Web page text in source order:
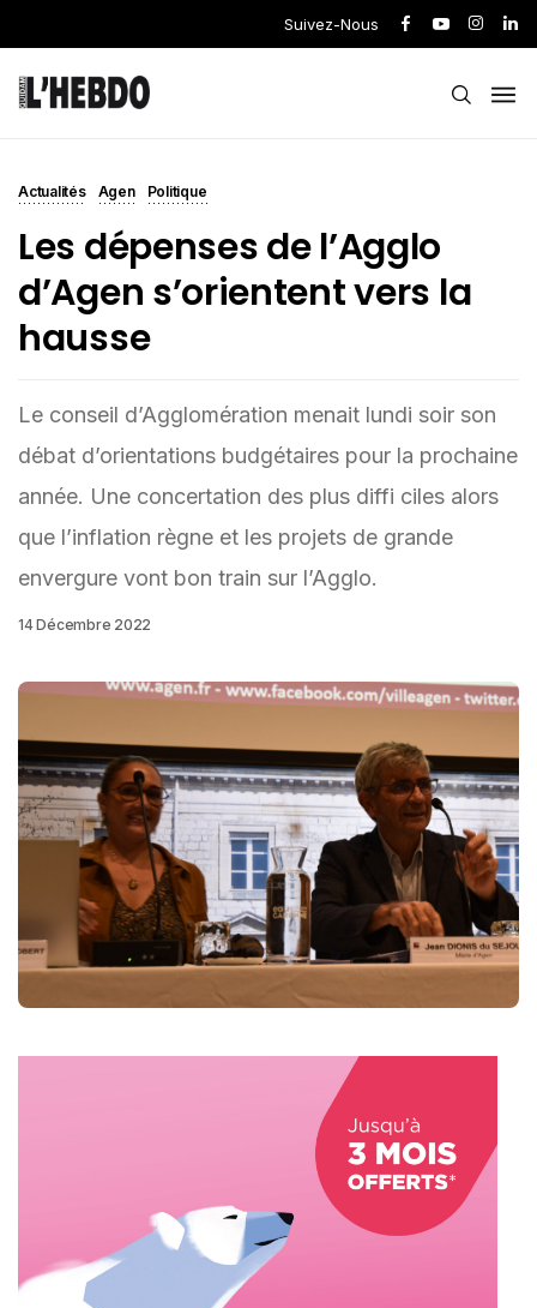
Suivez-Nous
Actualités Agen Politique
Les dépenses de l’Agglo
d’Agen s’orientent vers la
hausse
Le conseil d’Agglomération menait lundi soir son
débat d’orientations budgétaires pour la prochaine
année. Une concertation des plus diffi ciles alors
que l’inflation règne et les projets de grande
envergure vont bon train sur l’Agglo.
14 Décembre 2022